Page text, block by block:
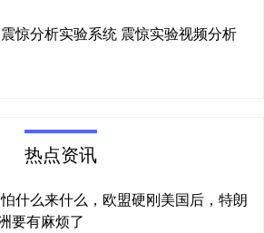
惊分析实验系统 震惊实验视频分析
热点资讯
什么来什么，欧盟硬刚美国后，特朗
要有麻烦了